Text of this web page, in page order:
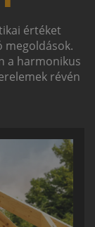
értéket
megoldások.
a harmonikus
révén